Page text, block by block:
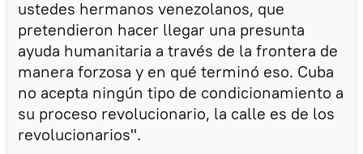
ustedes hermanos venezolanos, que
pretendieron hacer llegar una presunta
ayuda humanitaria a través de la frontera de
manera forzosa y en qué terminó eso. Cuba
no acepta ningún tipo de condicionamiento a
su proceso revolucionario, la calle es de los
revolucionarios".